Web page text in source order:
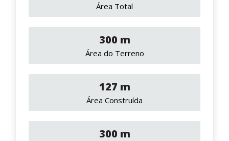
Área Total
300 m
Área do Terreno
127 m
Área Construída
300 m